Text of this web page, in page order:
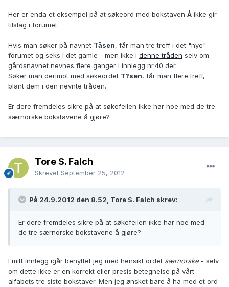
Her er enda et eksempel på at søkeord med bokstaven Å ikke gir
tilslag i forumet:
Hvis man søker på navnet Tåsen, får man tre treff i det "nye"
forumet og seks i det gamle - men ikke i denne tråden selv om
gårdsnavnet nevnes flere ganger i innlegg nr.40 der.
Søker man derimot med søkeordet T?sen, får man flere treff,
blant dem i den nevnte tråden.
Er dere fremdeles sikre på at søkefeilen ikke har noe med de tre
særnorske bokstavene å gjøre?
Tore S. Falch
Skrevet September 25, 2012
På 24.9.2012 den 8.52, Tore S. Falch skrev:
Er dere fremdeles sikre på at søkefeilen ikke har noe med
de tre særnorske bokstavene å gjøre?
I mitt innlegg igår benyttet jeg med hensikt ordet særnorske - selv
om dette ikke er en korrekt eller presis betegnelse på vårt
alfabets tre siste bokstaver. Men jeg ønsket bare å ha med et ord